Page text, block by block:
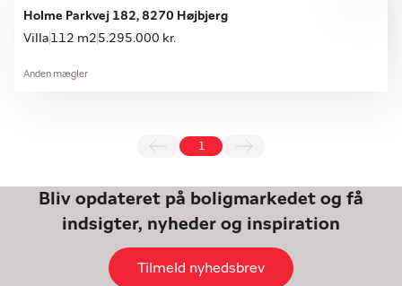
Holme Parkvej 182, 8270 Højbjerg
Villa 112 m2 5.295.000 kr.
Anden mægler
Bliv opdateret på boligmarkedet og få
indsigter, nyheder og inspiration
Tilmeld nyhedsbrev